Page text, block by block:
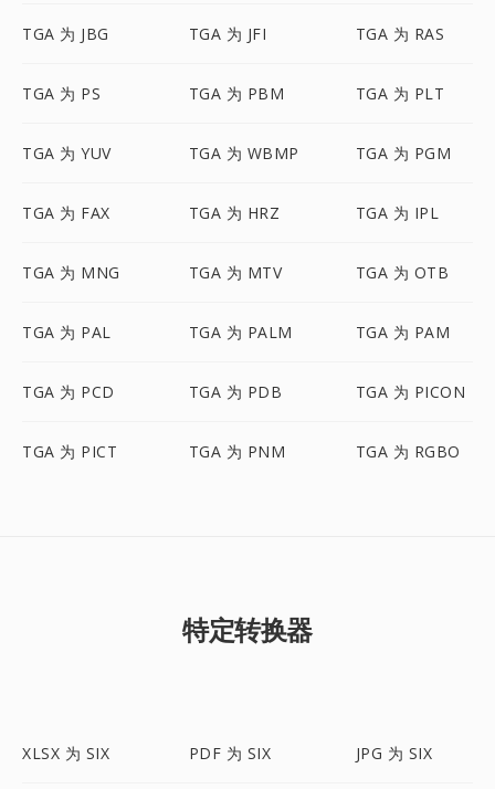
TGA 为 JBG TGA 为 JFI TGA 为 RAS
TGA 为 PS TGA 为 PBM TGA 为 PLT
TGA 为 YUV TGA 为 WBMP TGA 为 PGM
TGA 为 FAX TGA 为 HRZ TGA 为 IPL
TGA 为 MNG TGA 为 MTV TGA 为 OTB
TGA 为 PAL TGA 为 PALM TGA 为 PAM
TGA 为 PCD TGA 为 PDB TGA 为 PICON
TGA 为 PICT TGA 为 PNM TGA 为 RGBO
特定转换器
XLSX 为 SIX PDF 为 SIX JPG 为 SIX